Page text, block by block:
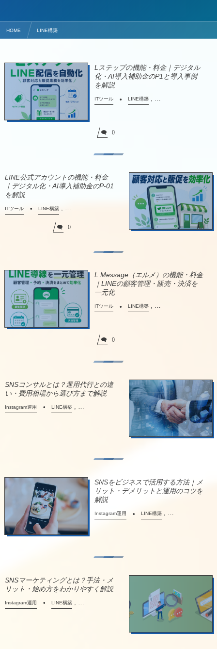
HOME LINE構築
Lステップの機能・料金｜デジタル
化・AI導入補助金のP1と導入事例
を解説
ITツール LINE構築 , …
0
LINE公式アカウントの機能・料金
｜デジタル化・AI導入補助金のP-01
を解説
ITツール LINE構築
0
L Message（エルメ）の機能・料金
｜LINEの顧客管理・販売・決済を
一元化
ITツール LINE構築 , …
0
SNSコンサルとは？運用代行との違
い・費用相場から選び方まで解説
Instagram運用 LINE構築
SNSをビジネスで活用する方法｜メ
リット・デメリットと運用のコツを
解説
Instagram運用 LINE構築 , …
SNSマーケティングとは？手法・メ
リット・始め方をわかりやすく解説
Instagram運用 LINE構築